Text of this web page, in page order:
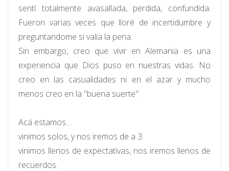
sentí totalmente avasallada, perdida, confundida.
Fueron varias veces que lloré de incertidumbre y
preguntandome si valía la pena.
Sin embargo, creo que vivir en Alemania es una
experiencia que Dios puso en nuestras vidas. No
creo en las casualidades ni en el azar y mucho
menos creo en la "buena suerte".
Acá estamos…
vinimos solos, y nos iremos de a 3.
vinimos llenos de expectativas, nos iremos llenos de
recuerdos.